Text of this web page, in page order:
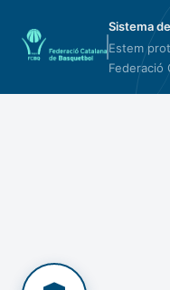
Sistema
Estem
Federació